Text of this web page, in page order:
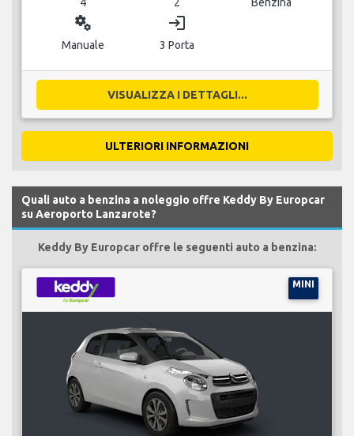
miscellaneous_services
Manuale
login
3 Porta
VISUALIZZA I DETTAGLI...
ULTERIORI INFORMAZIONI
Quali auto a benzina a noleggio offre Keddy By Europcar
su Aeroporto Lanzarote?
Keddy By Europcar offre le seguenti auto a benzina:
MINI